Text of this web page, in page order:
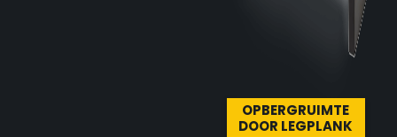
OPBERGRUIMTE
DOOR LEGPLANK